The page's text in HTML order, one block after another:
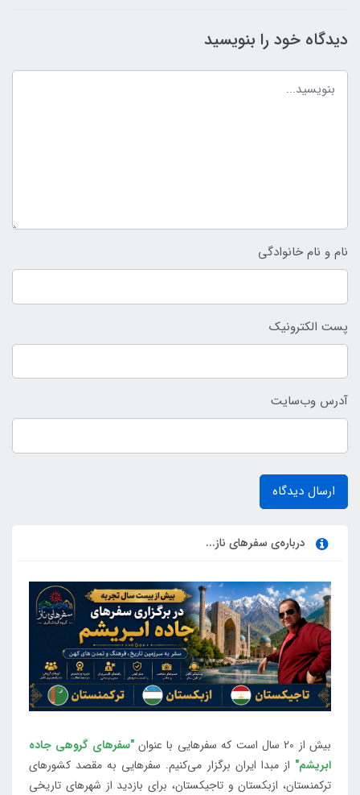
دیدگاه خود را بنویسید
نام و نام خانوادگی
پست الکترونیک
آدرس وب‌سایت
ارسال دیدگاه
درباره‌ی سفرهای ناز...
بیش از 20 سال است که سفرهایی با عنوان
"سفرهای گروهی جاده
ابریشم" از مبدا ایران برگزار می‌کنیم. سفرهایی به مقصد کشورهای
ترکمنستان، ازبکستان و تاجیکستان، برای بازدید از شهرهای تاریخی